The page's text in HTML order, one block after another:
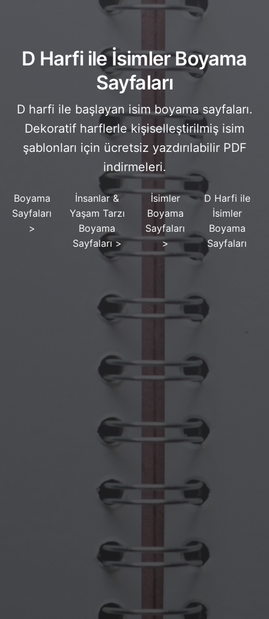
D Harfi ile İsimler Boyama
Sayfaları
D harfi ile başlayan isim boyama sayfaları.
Dekoratif harflerle kişiselleştirilmiş isim
şablonları için ücretsiz yazdırılabilir PDF
indirmeleri.
Boyama
Sayfaları
>
İnsanlar &
Yaşam Tarzı
Boyama
Sayfaları>
İsimler
Boyama
Sayfaları
>
D Harfi ile
İsimler
Boyama
Sayfaları